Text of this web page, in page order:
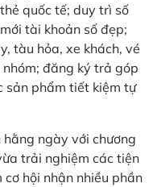
quốc tế; duy trì số
tài khoản số đẹp;
tàu hỏa, xe khách, vé
đăng ký trả góp
sản phẩm tiết kiệm tự
ngày với chương
trải nghiệm các tiện
hội nhận nhiều phần